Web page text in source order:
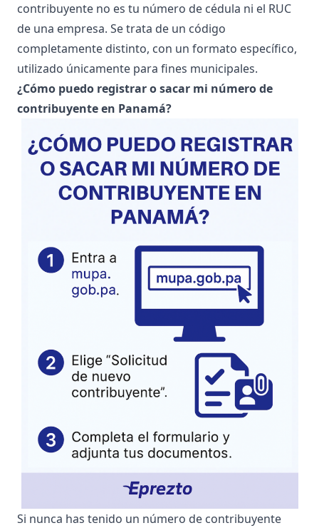
contribuyente no es tu número de cédula ni el RUC
de una empresa. Se trata de un código
completamente distinto, con un formato específico,
utilizado únicamente para fines municipales.
¿Cómo puedo registrar o sacar mi número de
contribuyente en Panamá?
Si nunca has tenido un número de contribuyente